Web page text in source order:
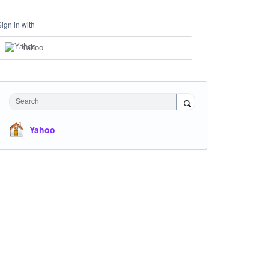
in with
Yahoo
Search
Yahoo